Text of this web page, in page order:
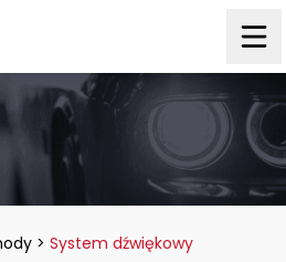
> System dźwiękowy